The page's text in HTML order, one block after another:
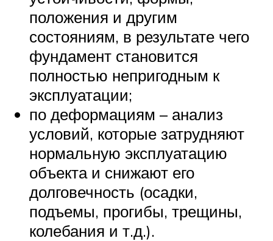
положения и другим
состояниям, в результате чего
фундамент становится
полностью непригодным к
эксплуатации;
по деформациям – анализ
условий, которые затрудняют
нормальную эксплуатацию
объекта и снижают его
долговечность (осадки,
подъемы, прогибы, трещины,
колебания и т.д.).